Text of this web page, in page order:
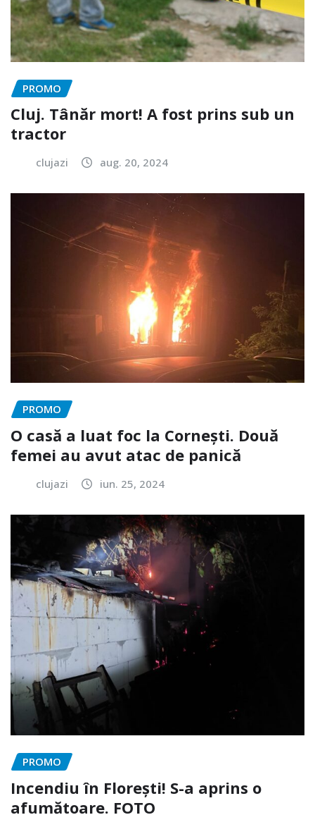
PROMO
Cluj. Tânăr mort! A fost prins sub un
tractor
clujazi aug. 20, 2024
PROMO
O casă a luat foc la Cornești. Două
femei au avut atac de panică
clujazi iun. 25, 2024
PROMO
Incendiu în Florești! S-a aprins o
afumătoare. FOTO